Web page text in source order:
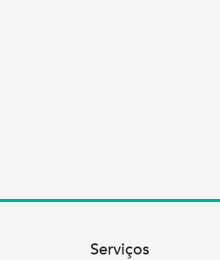
Serviços